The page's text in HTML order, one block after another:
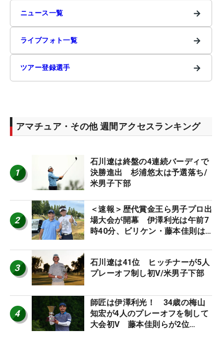
ニュース一覧 →
ライブフォト一覧 →
ツアー登録選手 →
アマチュア・その他 週間アクセスランキング
1
石川遼は終盤の4連続バーディで
決勝進出 杉浦悠太は予選落ち/
米男子下部
2
＜速報＞歴代賞金王ら男子プロ出
場大会が開幕 伊澤利光は午前7
時40分、ビリケン・藤本佳則は
STAGE JOYX OPEN】
3
石川遼は41位 ヒッチナーが5人
プレーオフ制し初V/米男子下部
4
師匠は伊澤利光！ 34歳の梅山
知宏が4人のプレーオフを制して
大会初V 藤本佳則らが2位